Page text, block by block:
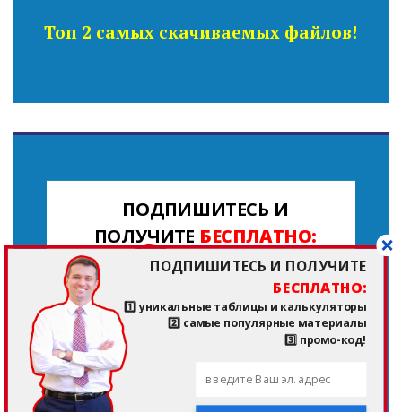
Топ 2 самых скачиваемых файлов!
ПОДПИШИТЕСЬ И
ПОЛУЧИТЕ БЕСПЛАТНО:
1️⃣ уникальные
таблицы и
калькуляторы
популярные
ПОДПИШИТЕСЬ И ПОЛУЧИТЕ
БЕСПЛАТНО:
1️⃣ уникальные таблицы и калькуляторы
2️⃣ самые популярные материалы
3️⃣ промо-код!